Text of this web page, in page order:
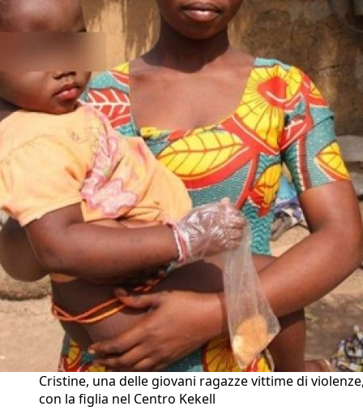
Cristine, una delle giovani ragazze vittime di
con la figlia nel Centro Kekell